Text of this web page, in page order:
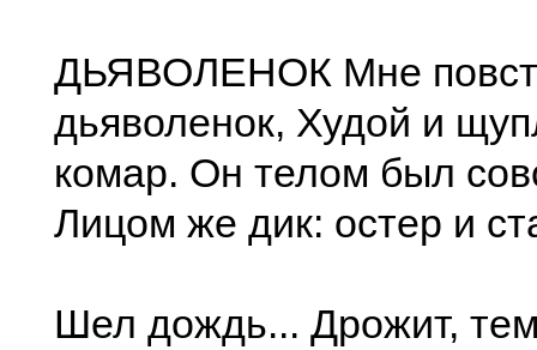
ДЬЯВОЛЕНОК Мне
дьяволенок, Худой и
комар. Он телом был
Лицом же дик: остер и
Шел дождь... Дрожит,